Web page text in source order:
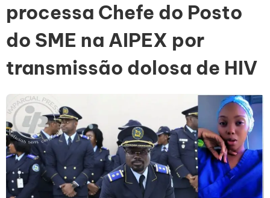
processa Chefe do Posto
do SME na AIPEX por
transmissão dolosa de HIV